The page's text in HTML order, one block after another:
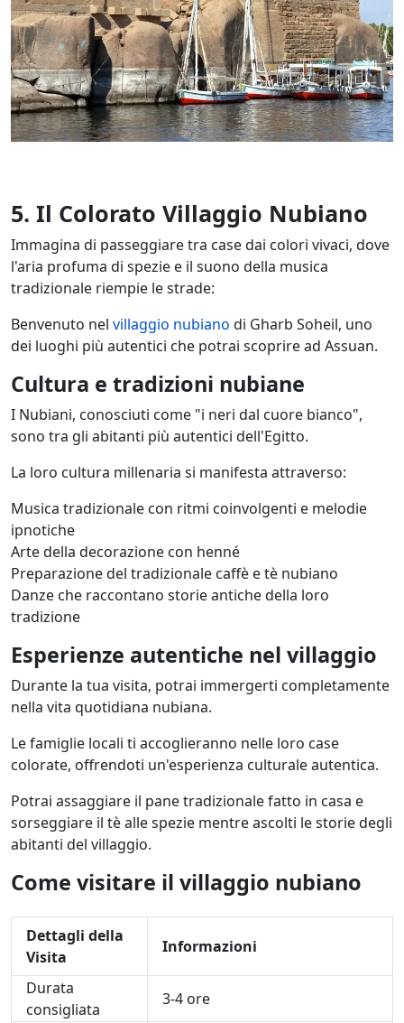
5. Il Colorato Villaggio Nubiano
Immagina di passeggiare tra case dai colori vivaci, dove
l'aria profuma di spezie e il suono della musica
tradizionale riempie le strade:
Benvenuto nel villaggio nubiano di Gharb Soheil, uno
dei luoghi più autentici che potrai scoprire ad Assuan.
Cultura e tradizioni nubiane
I Nubiani, conosciuti come "i neri dal cuore bianco",
sono tra gli abitanti più autentici dell'Egitto.
La loro cultura millenaria si manifesta attraverso:
Musica tradizionale con ritmi coinvolgenti e melodie
ipnotiche
Arte della decorazione con henné
Preparazione del tradizionale caffè e tè nubiano
Danze che raccontano storie antiche della loro
tradizione
Esperienze autentiche nel villaggio
Durante la tua visita, potrai immergerti completamente
nella vita quotidiana nubiana.
Le famiglie locali ti accoglieranno nelle loro case
colorate, offrendoti un'esperienza culturale autentica.
Potrai assaggiare il pane tradizionale fatto in casa e
sorseggiare il tè alle spezie mentre ascolti le storie degli
abitanti del villaggio.
Come visitare il villaggio nubiano
Dettagli della
Visita
Informazioni
Durata
consigliata
3-4 ore